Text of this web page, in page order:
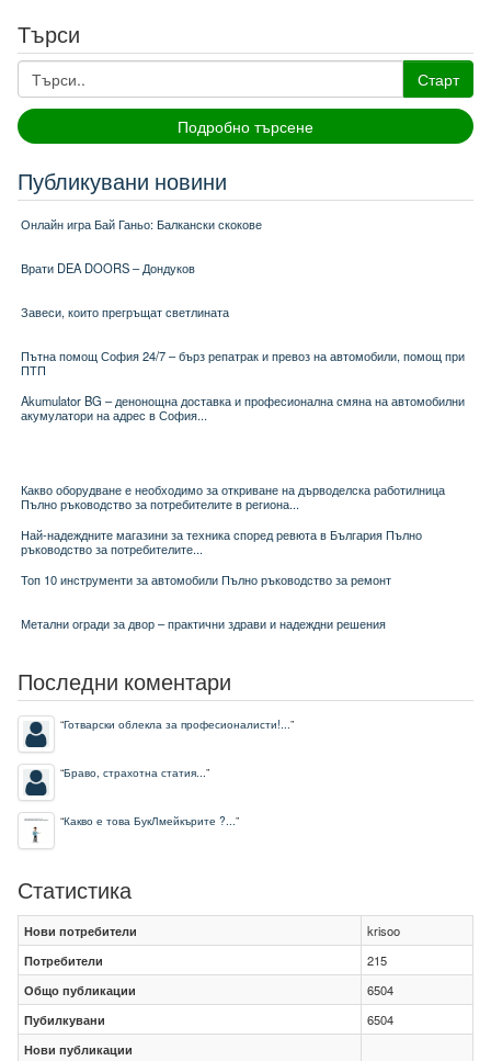
Търси
Старт
Подробно търсене
Публикувани новини
Онлайн игра Бай Ганьо: Балкански скокове
Врати DEA DOORS – Дондуков
Завеси, които прегръщат светлината
Пътна помощ София 24/7 – бърз репатрак и превоз на автомобили, помощ при
ПТП
Akumulator BG – денонощна доставка и професионална смяна на автомобилни
акумулатори на адрес в София...
Какво оборудване е необходимо за откриване на дърводелска работилница
Пълно ръководство за потребителите в региона...
Най-надеждните магазини за техника според ревюта в България Пълно
ръководство за потребителите...
Топ 10 инструменти за автомобили Пълно ръководство за ремонт
Метални огради за двор – практични здрави и надеждни решения
Последни коментари
“Готварски облекла за професионалисти!...”
“Браво, страхотна статия...”
“Какво е това БукЛмейкърите ?...”
Статистика
Нови потребители
krisoo
Потребители
215
Общо публикации
6504
Пубилкувани
6504
Нови публикации